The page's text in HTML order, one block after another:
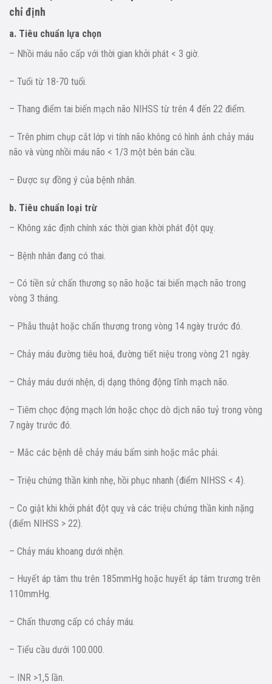
chỉ định
a. Tiêu chuẩn lựa chọn
– Nhồi máu não cấp với thời gian khởi phát < 3 giờ.
– Tuổi từ 18-70 tuổi.
– Thang điểm tai biến mạch não NIHSS từ trên 4 đến 22 điểm.
– Trên phim chụp cắt lớp vi tính não không có hình ảnh chảy máu
não và vùng nhồi máu não < 1/3 một bên bán cầu.
– Được sự đồng ý của bệnh nhân.
b. Tiêu chuẩn loại trừ
– Không xác định chính xác thời gian khời phát đột quỵ.
– Bệnh nhân đang có thai.
– Có tiền sử chấn thương sọ não hoặc tai biến mạch não trong
vòng 3 tháng.
– Phẫu thuật hoặc chấn thương trong vòng 14 ngày trước đó.
– Chảy máu đường tiêu hoá, đường tiết niệu trong vòng 21 ngày.
– Chảy máu dưới nhện, dị dạng thông động tĩnh mạch não.
– Tiêm chọc động mạch lớn hoặc chọc dò dịch não tuỷ trong vòng
7 ngày trước đó.
– Mắc các bệnh dễ chảy máu bẩm sinh hoặc mắc phải.
– Triệu chứng thần kinh nhẹ, hồi phục nhanh (điểm NIHSS < 4).
– Co giật khi khởi phát đột quỵ và các triệu chứng thần kinh nặng
(điểm NIHSS > 22).
– Chảy máu khoang dưới nhện.
– Huyết áp tâm thu trên 185mmHg hoặc huyết áp tâm trương trên
110mmHg.
– Chấn thương cấp có chảy máu.
– Tiểu cầu dưới 100.000.
– INR >1,5 lần.